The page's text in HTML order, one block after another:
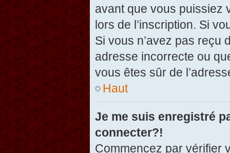
avant que vous puissiez
lors de l’inscription. Si
Si vous n’avez pas reçu
adresse incorrecte ou
vous êtes sûr de
Haut
Je me suis enregistré
connecter?!
Commencez par vérifier